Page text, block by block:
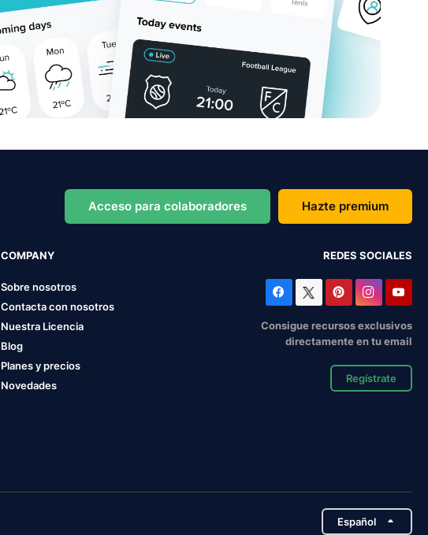
Acceso para colaboradores Hazte premium
COMPANY
Sobre nosotros
Contacta con nosotros
Nuestra Licencia
Blog
Planes y precios
Novedades
REDES SOCIALES
Consigue recursos exclusivos
directamente en tu email
Regístrate
Español